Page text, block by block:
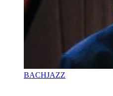
BACHJAZZ